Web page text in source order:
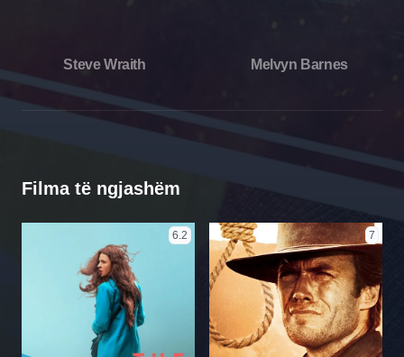
Steve Wraith Melvyn Barnes
Filma të ngjashëm
6.2 7